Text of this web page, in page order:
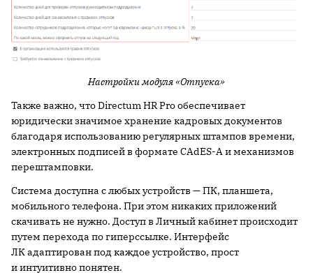
Настройки модуля «Отпуска»
Также важно, что Directum HR Pro обеспечивает
юридически значимое хранение кадровых документов
благодаря использованию регулярных штампов времени,
электронных подписей в формате CAdES-A и механизмов
перештамповки.
Система доступна с любых устройств — ПК, планшета,
мобильного телефона. При этом никаких приложений
скачивать не нужно. Доступ в Личный кабинет происходит
путем перехода по гиперссылке. Интерфейс
ЛК адаптирован под каждое устройство, прост
и интуитивно понятен.